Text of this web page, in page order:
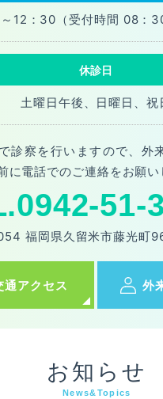
12：30 （受付時間 08：
休診日
土曜日午後、日曜日、祝
診察を行いますので、外
に電話でのご連絡をお願い
51-
福岡県久留米市藤光町
通アクセス 外
お知らせ
News&Topics